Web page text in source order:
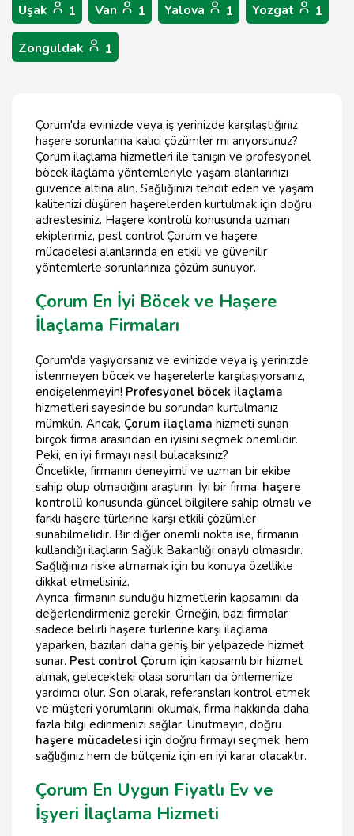
Uşak 1 Van 1 Yalova 1 Yozgat 1
Zonguldak 1
Çorum'da evinizde veya iş yerinizde karşılaştığınız
haşere sorunlarına kalıcı çözümler mi arıyorsunuz?
Çorum ilaçlama hizmetleri ile tanışın ve profesyonel
böcek ilaçlama yöntemleriyle yaşam alanlarınızı
güvence altına alın. Sağlığınızı tehdit eden ve yaşam
kalitenizi düşüren haşerelerden kurtulmak için doğru
adrestesiniz. Haşere kontrolü konusunda uzman
ekiplerimiz, pest control Çorum ve haşere
mücadelesi alanlarında en etkili ve güvenilir
yöntemlerle sorunlarınıza çözüm sunuyor.
Çorum En İyi Böcek ve Haşere
İlaçlama Firmaları
Çorum'da yaşıyorsanız ve evinizde veya iş yerinizde
istenmeyen böcek ve haşerelerle karşılaşıyorsanız,
endişelenmeyin! Profesyonel böcek ilaçlama
hizmetleri sayesinde bu sorundan kurtulmanız
mümkün. Ancak, Çorum ilaçlama hizmeti sunan
birçok firma arasından en iyisini seçmek önemlidir.
Peki, en iyi firmayı nasıl bulacaksınız?
Öncelikle, firmanın deneyimli ve uzman bir ekibe
sahip olup olmadığını araştırın. İyi bir firma, haşere
kontrolü konusunda güncel bilgilere sahip olmalı ve
farklı haşere türlerine karşı etkili çözümler
sunabilmelidir. Bir diğer önemli nokta ise, firmanın
kullandığı ilaçların Sağlık Bakanlığı onaylı olmasıdır.
Sağlığınızı riske atmamak için bu konuya özellikle
dikkat etmelisiniz.
Ayrıca, firmanın sunduğu hizmetlerin kapsamını da
değerlendirmeniz gerekir. Örneğin, bazı firmalar
sadece belirli haşere türlerine karşı ilaçlama
yaparken, bazıları daha geniş bir yelpazede hizmet
sunar. Pest control Çorum için kapsamlı bir hizmet
almak, gelecekteki olası sorunları da önlemenize
yardımcı olur. Son olarak, referansları kontrol etmek
ve müşteri yorumlarını okumak, firma hakkında daha
fazla bilgi edinmenizi sağlar. Unutmayın, doğru
haşere mücadelesi için doğru firmayı seçmek, hem
sağlığınız hem de bütçeniz için en iyi karar olacaktır.
Çorum En Uygun Fiyatlı Ev ve
İşyeri İlaçlama Hizmeti